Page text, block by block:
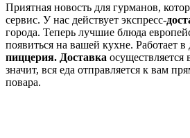
Приятная новость для гурманов,
сервис. У нас действует экспресс-
города. Теперь лучшие блюда
появиться на вашей кухне. Работает
пиццерия. Доставка осуществляется
значит, вся еда отправляется к вам
повара.